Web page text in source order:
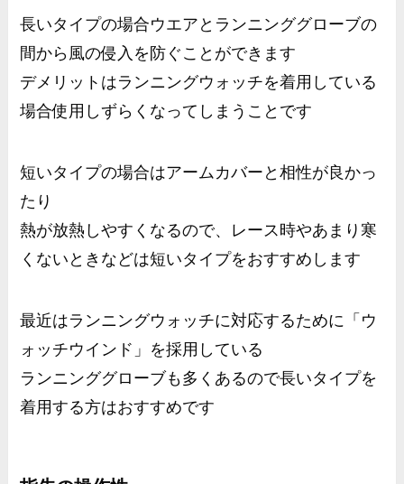
長いタイプの場合ウエアとランニンググローブの
間から風の侵入を防ぐことができます
デメリットはランニングウォッチを着用している
場合使用しずらくなってしまうことです
短いタイプの場合はアームカバーと相性が良かっ
たり
熱が放熱しやすくなるので、レース時やあまり寒
くないときなどは短いタイプをおすすめします
最近はランニングウォッチに対応するために「ウ
ォッチウインド」を採用している
ランニンググローブも多くあるので長いタイプを
着用する方はおすすめです